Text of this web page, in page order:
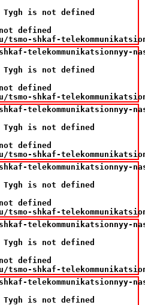
Tygh is not defined
defined
tsmo-shkaf-
telekommunikatsionnyy-
Tygh is not defined
defined
tsmo-shkaf-
telekommunikatsionnyy-
Tygh is not defined
defined
tsmo-shkaf-
telekommunikatsionnyy-
Tygh is not defined
defined
tsmo-shkaf-
telekommunikatsionnyy-
Tygh is not defined
defined
tsmo-shkaf-
telekommunikatsionnyy-
Tygh is not defined